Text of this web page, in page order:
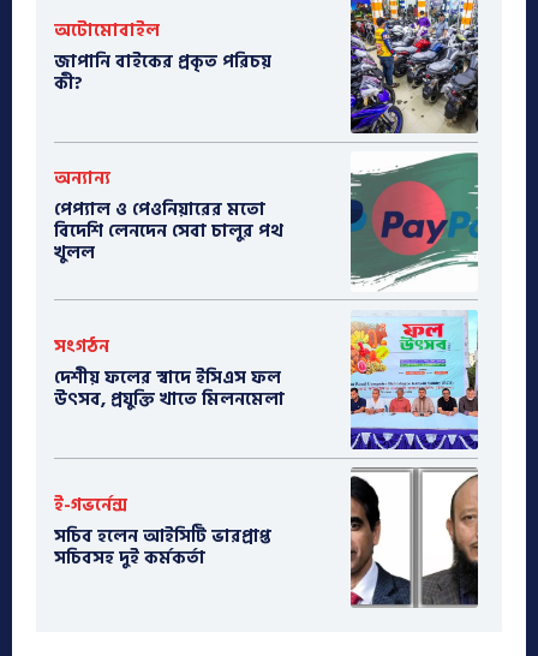
অটোমোবাইল
​জাপানি বাইকের প্রকৃত পরিচয়
কী?
অন্যান্য
পেপ্যাল ও পেওনিয়ারের মতো
বিদেশি লেনদেন সেবা চালুর পথ
খুলল
সংগঠন
দেশীয় ফলের স্বাদে ইসিএস ফল
উৎসব, প্রযুক্তি খাতে মিলনমেলা
ই-গভর্নেন্স
সচিব হলেন আইসিটি ভারপ্রাপ্ত
সচিবসহ দুই কর্মকর্তা